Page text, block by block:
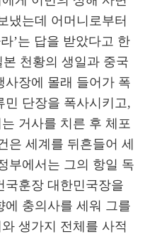
냈는데 어머니로부터
’는 답을 받았다고 한
천황의 생일과 중국
사장에 몰래 들어가 폭
민 단장을 폭사시키고,
거사를 치른 후 체포
은 세계를 뒤흔들어 세
부에서는 그의 항일 독
국훈장 대한민국장을
에 충의사를 세워 그를
생가지 전체를 사적